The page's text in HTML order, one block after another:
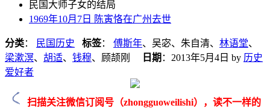
民国大师子女的结局
1969年10月7日 陈寅恪在广州去世
分类： 民国历史 标签： 傅斯年、吴宓、朱自清、 林语堂、
梁漱溟、 胡适、 钱穆、顾颉刚 日期 ： 2013年5月4日 by 历史
爱好者
扫描关注微信订阅号（zhongguoweilishi），读不一样的